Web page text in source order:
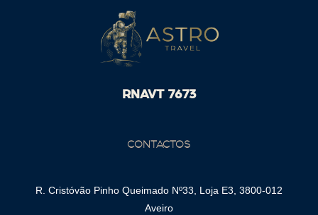
RNAVT 7673
CONTACTOS
R. Cristóvão Pinho Queimado Nº33, Loja E3, 3800-012
Aveiro